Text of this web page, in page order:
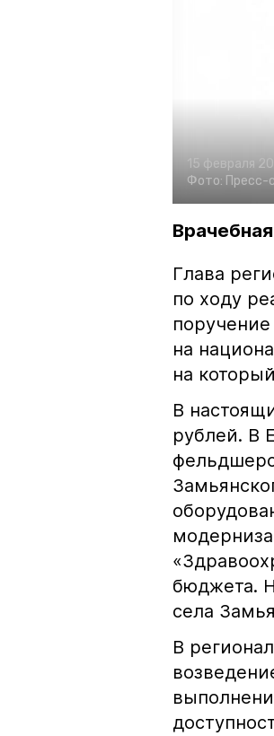
15 февраля
Фото: Пресс-
Глава
по ходу
на
на
В
рублей. В
бюджета.
села
В